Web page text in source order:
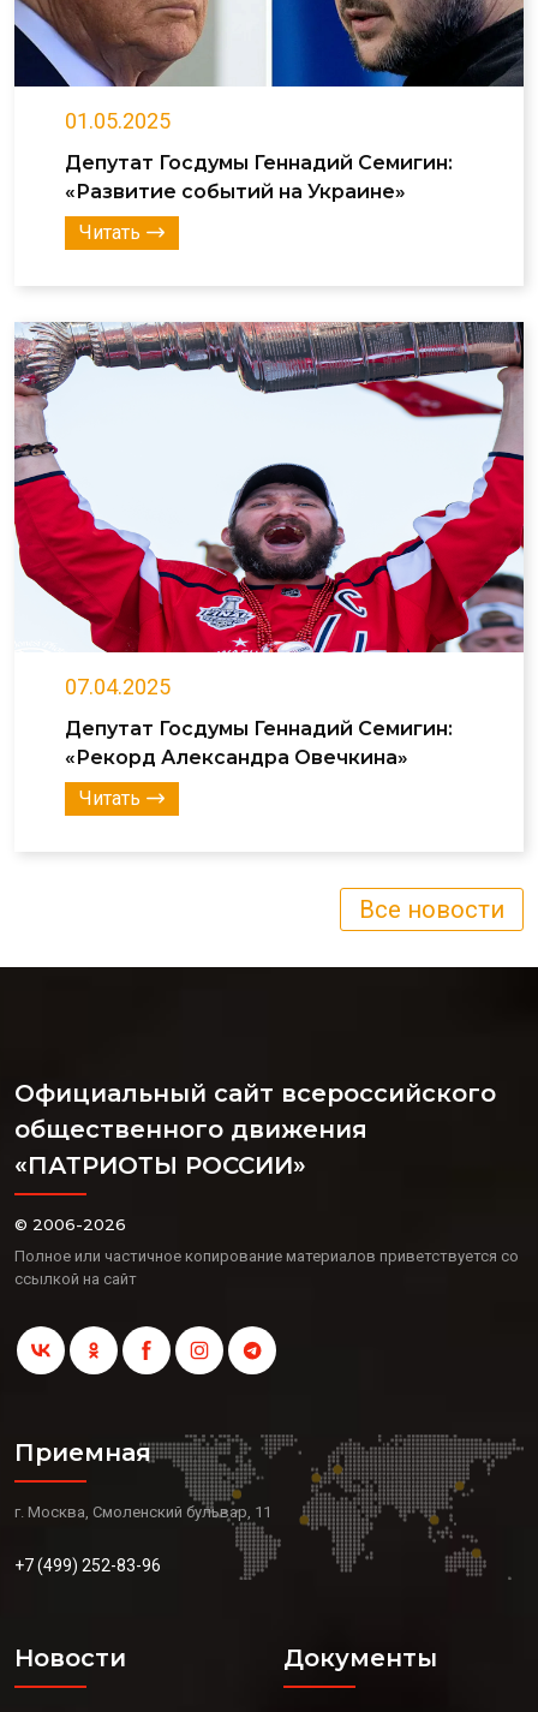
01.05.2025
Депутат Госдумы Геннадий Семигин:
«Развитие событий на Украине»
Читать
07.04.2025
Депутат Госдумы Геннадий Семигин:
«Рекорд Александра Овечкина»
Читать
Все новости
Официальный сайт всероссийского
общественного движения
«ПАТРИОТЫ РОССИИ»
© 2006-2026
Полное или частичное копирование материалов приветствуется со
ссылкой на сайт
Приемная
г. Москва, Смоленский бульвар, 11
+7 (499) 252-83-96
Новости Документы